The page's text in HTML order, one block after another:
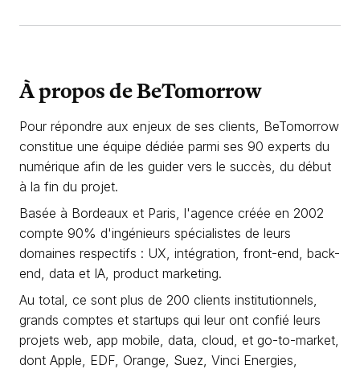
À propos de BeTomorrow
Pour répondre aux enjeux de ses clients, BeTomorrow
constitue une équipe dédiée parmi ses 90 experts du
numérique afin de les guider vers le succès, du début
à la fin du projet.
Basée à Bordeaux et Paris, l'agence créée en 2002
compte 90% d'ingénieurs spécialistes de leurs
domaines respectifs : UX, intégration, front-end, back-
end, data et IA, product marketing.
Au total, ce sont plus de 200 clients institutionnels,
grands comptes et startups qui leur ont confié leurs
projets web, app mobile, data, cloud, et go-to-market,
dont Apple, EDF, Orange, Suez, Vinci Energies,